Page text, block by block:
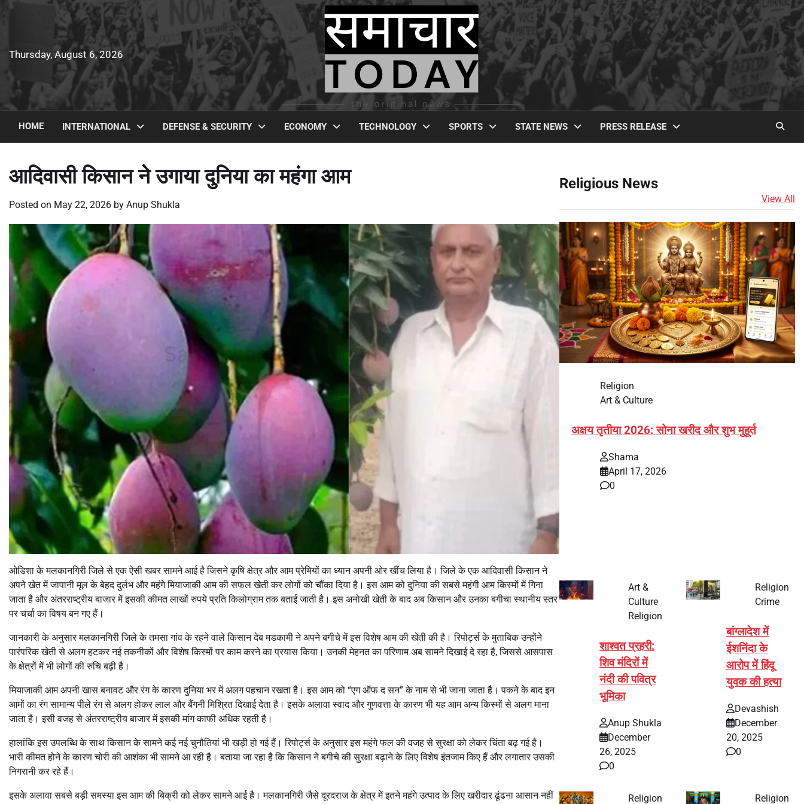
Thursday, August 6, 2026
HOME INTERNATIONAL DEFENSE & SECURITY ECONOMY TECHNOLOGY SPORTS STATE NEWS PRESS RELEASE
आदिवासी किसान ने उगाया दुनिया का महंगा आम
Posted on May 22, 2026 by Anup Shukla
ओडिशा के मलकानगिरी जिले से एक ऐसी खबर सामने आई है जिसने कृषि क्षेत्र और आम प्रेमियों का ध्यान अपनी ओर खींच लिया है। जिले के एक आदिवासी किसान ने
अपने खेत में जापानी मूल के बेहद दुर्लभ और महंगे मियाजाकी आम की सफल खेती कर लोगों को चौंका दिया है। इस आम को दुनिया की सबसे महंगी आम किस्मों में गिना
जाता है और अंतरराष्ट्रीय बाजार में इसकी कीमत लाखों रुपये प्रति किलोग्राम तक बताई जाती है। इस अनोखी खेती के बाद अब किसान और उनका बगीचा स्थानीय स्तर
पर चर्चा का विषय बन गए हैं।
जानकारी के अनुसार मलकानगिरी जिले के तमसा गांव के रहने वाले किसान देब मडकामी ने अपने बगीचे में इस विशेष आम की खेती की है। रिपोर्ट्स के मुताबिक उन्होंने
पारंपरिक खेती से अलग हटकर नई तकनीकों और विशेष किस्मों पर काम करने का प्रयास किया। उनकी मेहनत का परिणाम अब सामने दिखाई दे रहा है, जिससे आसपास
के क्षेत्रों में भी लोगों की रुचि बढ़ी है।
मियाजाकी आम अपनी खास बनावट और रंग के कारण दुनिया भर में अलग पहचान रखता है। इस आम को “एग ऑफ द सन” के नाम से भी जाना जाता है। पकने के बाद इन
आमों का रंग सामान्य पीले रंग से अलग होकर लाल और बैंगनी मिश्रित दिखाई देता है। इसके अलावा स्वाद और गुणवत्ता के कारण भी यह आम अन्य किस्मों से अलग माना
जाता है। इसी वजह से अंतरराष्ट्रीय बाजार में इसकी मांग काफी अधिक रहती है।
हालांकि इस उपलब्धि के साथ किसान के सामने कई नई चुनौतियां भी खड़ी हो गई हैं। रिपोर्ट्स के अनुसार इस महंगे फल की वजह से सुरक्षा को लेकर चिंता बढ़ गई है।
भारी कीमत होने के कारण चोरी की आशंका भी सामने आ रही है। बताया जा रहा है कि किसान ने बगीचे की सुरक्षा बढ़ाने के लिए विशेष इंतजाम किए हैं और लगातार उसकी
निगरानी कर रहे हैं।
इसके अलावा सबसे बड़ी समस्या इस आम की बिक्री को लेकर सामने आई है। मलकानगिरी जैसे दूरदराज के क्षेत्र में इतने महंगे उत्पाद के लिए खरीदार ढूंढना आसान नहीं
Religious News
View All
Religion
Art & Culture
अक्षय तृतीया 2026: सोना खरीद और शुभ मुहूर्त
Shama
April 17, 2026
0
Art &
Culture
Religion
शाश्वत प्रहरी:
शिव मंदिरों में
नंदी की पवित्र
भूमिका
Anup Shukla
December
26, 2025
0
Religion
Crime
बांग्लादेश में
ईशनिंदा के
आरोप में हिंदू
युवक की हत्या
Devashish
December
20, 2025
0
Religion
Religion